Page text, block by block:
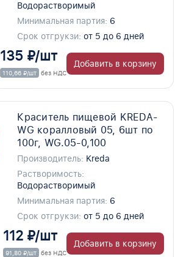
Водорастворимый
Минимальная партия: 6
Срок отгрукзи: от 5 до 6 дней
135 ₽/шт
110,66 ₽/шт без НДС
Добавить в корзину
Краситель пищевой KREDA-
WG коралловый 05, 6шт по
100г, WG.05-0,100
Производитель: Kreda
Растворимость:
Водорастворимый
Минимальная партия: 6
Срок отгрукзи: от 5 до 6 дней
112 ₽/шт
91,80 ₽/шт без НДС
Добавить в корзину